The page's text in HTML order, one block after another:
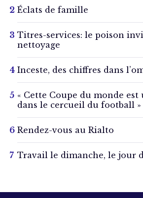
Éclats de famille
Titres-services: le poison
nettoyage
Inceste, des chiffres dans
« Cette Coupe du monde
dans le cercueil du football »
Rendez-vous au Rialto
Travail le dimanche, le jour